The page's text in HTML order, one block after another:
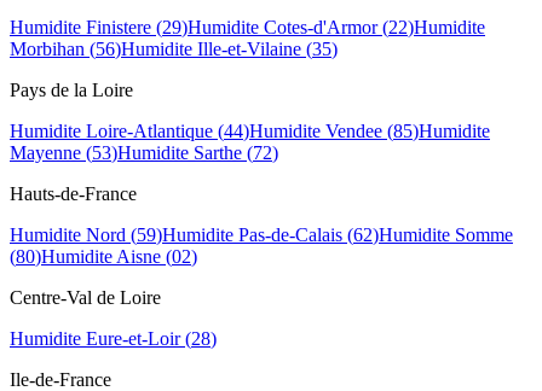
Humidite Finistere (29)Humidite Cotes-d'Armor(22)Humidite
Morbihan (56)Humidite Ille-et-Vilaine (35)
Pays de la Loire
Humidite Loire-Atlantique (44)Humidite Vendee (85)Humidite
Mayenne (53)Humidite Sarthe (72)
Hauts-de-France
Humidite Nord (59)Humidite Pas-de-Calais (62)Humidite Somme
(80)Humidite Aisne (02)
Centre-Val de Loire
Humidite Eure-et-Loir(28)
Ile-de-France